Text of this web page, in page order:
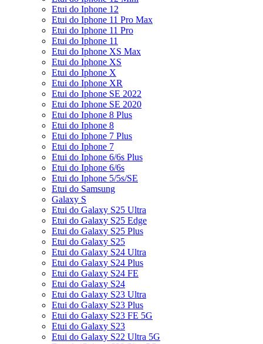
Etui do Iphone 12
Etui do Iphone 11 Pro Max
Etui do Iphone 11 Pro
Etui do Iphone 11
Etui do Iphone XS Max
Etui do Iphone XS
Etui do Iphone X
Etui do Iphone XR
Etui do Iphone SE 2022
Etui do Iphone SE 2020
Etui do Iphone 8 Plus
Etui do Iphone 8
Etui do Iphone 7 Plus
Etui do Iphone 7
Etui do Iphone 6/6s Plus
Etui do Iphone 6/6s
Etui do Iphone 5/5s/SE
Etui do Samsung
Galaxy S
Etui do Galaxy S25 Ultra
Etui do Galaxy S25 Edge
Etui do Galaxy S25 Plus
Etui do Galaxy S25
Etui do Galaxy S24 Ultra
Etui do Galaxy S24 Plus
Etui do Galaxy S24 FE
Etui do Galaxy S24
Etui do Galaxy S23 Ultra
Etui do Galaxy S23 Plus
Etui do Galaxy S23 FE 5G
Etui do Galaxy S23
Etui do Galaxy S22 Ultra 5G